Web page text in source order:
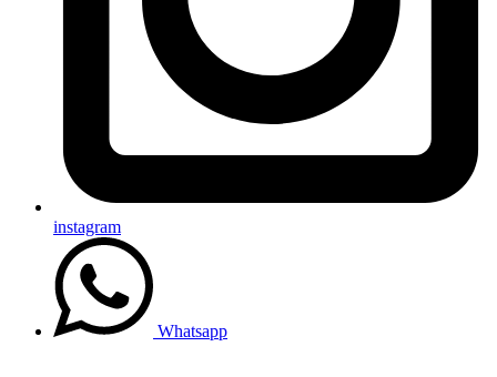
instagram
Whatsapp